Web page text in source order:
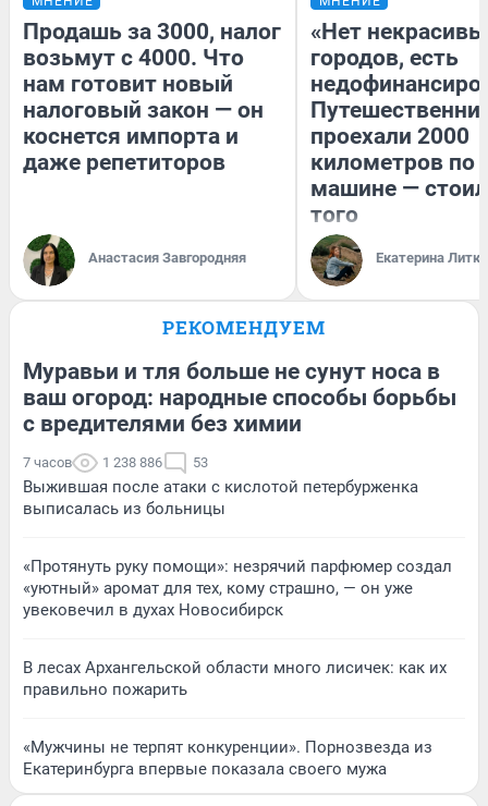
Продашь за 3000, налог
возьмут с 4000. Что
нам готовит новый
налоговый закон — он
коснется импорта и
даже репетиторов
Анастасия Завгородняя
«Нет
городов, есть
проехали 2000
километров по
машине —
того
Екатерина
РЕКОМЕНДУЕМ
Муравьи и тля больше не сунут носа в
ваш огород: народные способы борьбы
с вредителями без химии
7 часов 1 238 886 53
Выжившая после атаки с кислотой петербурженка
выписалась из больницы
«Протянуть руку помощи»: незрячий парфюмер создал
«уютный» аромат для тех, кому страшно, — он уже
увековечил в духах Новосибирск
В лесах Архангельской области много лисичек: как их
правильно пожарить
«Мужчины не терпят конкуренции». Порнозвезда из
Екатеринбурга впервые показала своего мужа